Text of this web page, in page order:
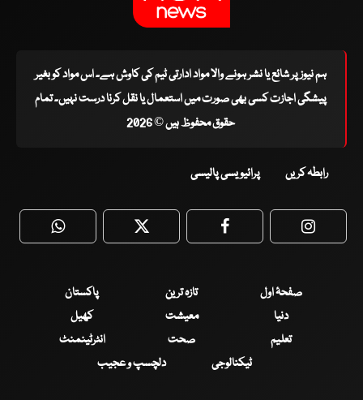
ہم نیوز پر شائع یا نشر ہونے والا مواد ادارتی ٹیم کی کاوش ہے۔ اس مواد کو بغیر
پیشگی اجازت کسی بھی صورت میں استعمال یا نقل کرنا درست نہیں۔ تمام
حقوق محفوظ ہیں © 2026
رابطہ کریں پرائیویسی پالیسی
WhatsApp Twitter Facebook
صفحۂ اول تازہ ترین
پاکستان
دنیا
معیشت
کھیل
تعلیم
صحت
انٹرٹینمنٹ
ٹیکنالوجی
دلچسپ و عجیب